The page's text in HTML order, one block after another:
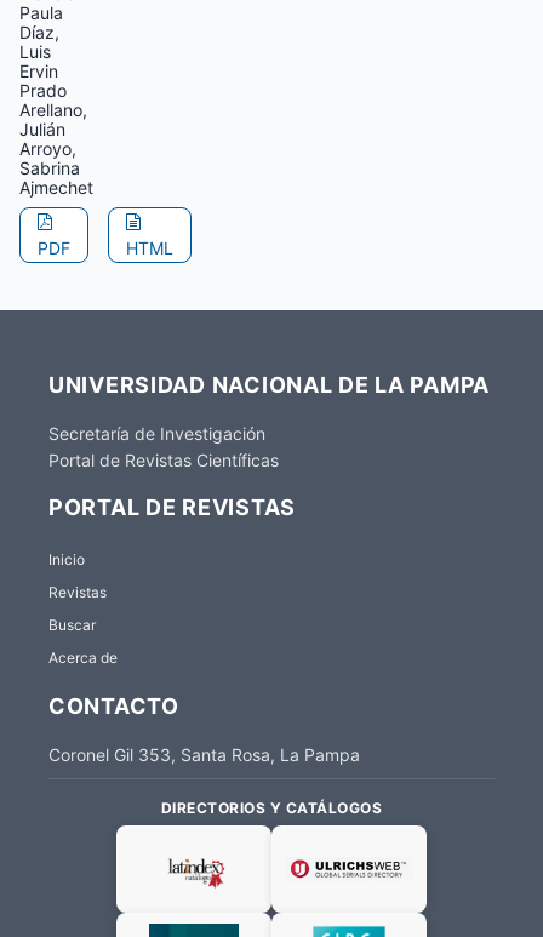
Paula
Díaz,
Luis
Ervin
Prado
Arellano,
Julián
Arroyo,
Sabrina
Ajmechet
PDF HTML
UNIVERSIDAD NACIONAL DE LA PAMPA
Secretaría de Investigación
Portal de Revistas Científicas
PORTAL DE REVISTAS
Inicio
Revistas
Buscar
Acerca de
CONTACTO
Coronel Gil 353, Santa Rosa, La Pampa
DIRECTORIOS Y CATÁLOGOS